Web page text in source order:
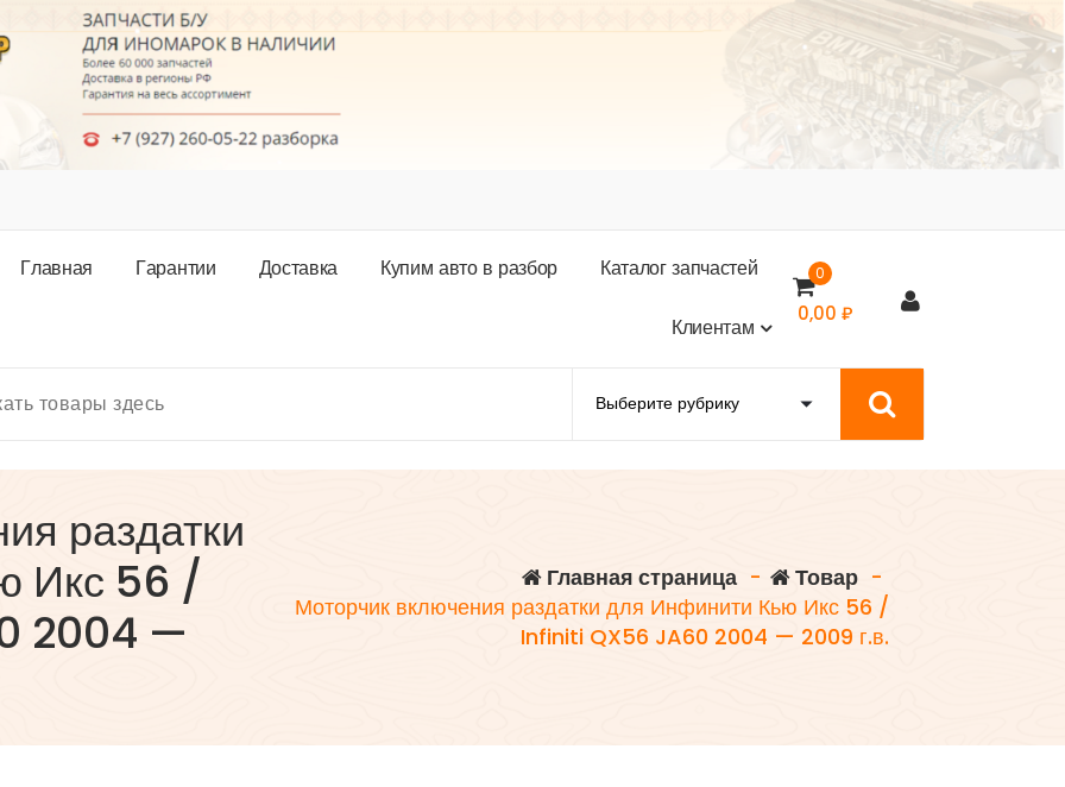
Главная Гарантии Доставка Купим авто в разбор Каталогзапчастей
Клиентам
0
0,00 ₽
раздатки
Икс 56 /
2004 —
Главная страница - Товар -
Моторчик включения раздатки для Инфинити Кью Икс 56 /
Infiniti QX56 JA60 2004 — 2009 г.в.